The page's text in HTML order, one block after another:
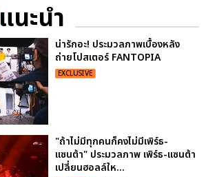
แนะนำ
น่ารักอะ! ประมวลภาพเบื้องหลัง
ถ่ายโปสเตอร์ FANTOPIA
EXCLUSIVE
"ถ้าไม่มีทุกคนก็คงไม่มีเพิร์ธ-
แซนต้า" ประมวลภาพ เพิร์ธ-แซนต้า
เปลี่ยนฮอลล์ให...